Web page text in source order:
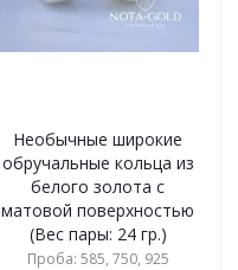
Необычные широкие
обручальные кольца из
белого золота с
матовой поверхностью
(Вес пары: 24 гр.)
Проба: 585, 750, 925